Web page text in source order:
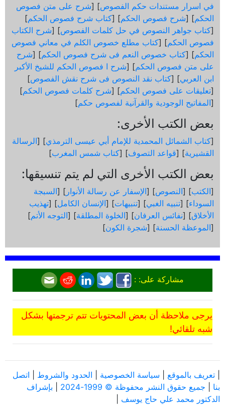
في اسرار مستندات حكم الفصوص] [شرح على متن فصوص
الحكم] [شرح فصوص الحكم] [كتاب شرح فصوص الحكم]
[كتاب جواهر النصوص في حل كلمات الفصوص] [شرح الكتاب
فصوص الحكم] [كتاب مطلع خصوص الكلم في معاني فصوص
الحكم] [كتاب خصوص النعم فى شرح فصوص الحكم] [شرح
على متن فصوص الحكم] [شرح ا فصوص الحكم للشيخ الأكبر
ابن العربي] [كتاب نقد النصوص فى شرح نقش الفصوص]
[تعليقات على فصوص الحكم] [شرح كلمات فصوص الحكم]
[المفاتيح الوجودية والقرآنیة لفصوص حكم]
بعض الكتب الأخرى:
[كتاب الشمائل المحمدية للإمام أبي عيسى الترمذي] [الرسالة
القشيرية] [قواعد التصوف] [كتاب شمس المغرب]
بعض الكتب الأخرى التي لم يتم تنسيقها:
[الكتب] [النصوص] [الإسفار عن رسالة الأنوار ] [السبجة
السوداء] [تنبيه الغبي] [تنبيهات] [الإنسان الكامل] [تهذيب
الأخلاق] [نفائس العرفان] [الخلوة المطلقة] [التوجه الأتم]
[الموعظة الحسنة] [شجرة الكون]
مشاركة على: :
يرجى ملاحظة أن بعض المحتويات تتم ترجمتها بشكل
شبه تلقائي!
تعريف بالموقع سياسة الخصوصية الحدود والشروط
اتصل
بنا
جميع حقوق النشر محفوظة © 1999-2024
بإشراف
الدكتور محمد علي حاج يوسف